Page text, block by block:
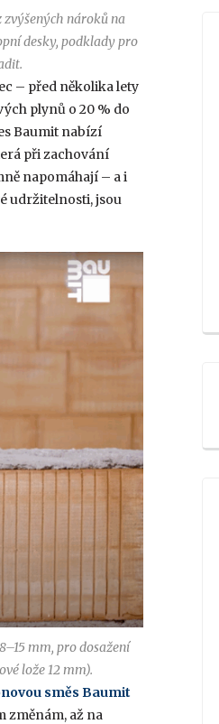
zvýšených nároků na
desky, podklady pro
– před několika lety
plynů o 20 % do
Baumit nabízí
při zachování
napomáhají – a i
udržitelnosti, jsou
mm, pro dosažení
lože 12 mm).
směs Baumit
změnám, až na